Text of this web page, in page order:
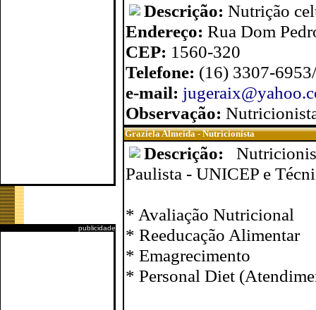
publicidade
Descrição: Nutrição
Endereço: Rua Dom
CEP: 1560-320
Telefone: (16) 3307-
e-mail:
Observação:
Graziela Almeida - Nutricionista
Descrição:
Paulista - UNICEP e
* Avaliação Nutricional
* Reeducação Alimentar
* Emagrecimento
* Personal Diet